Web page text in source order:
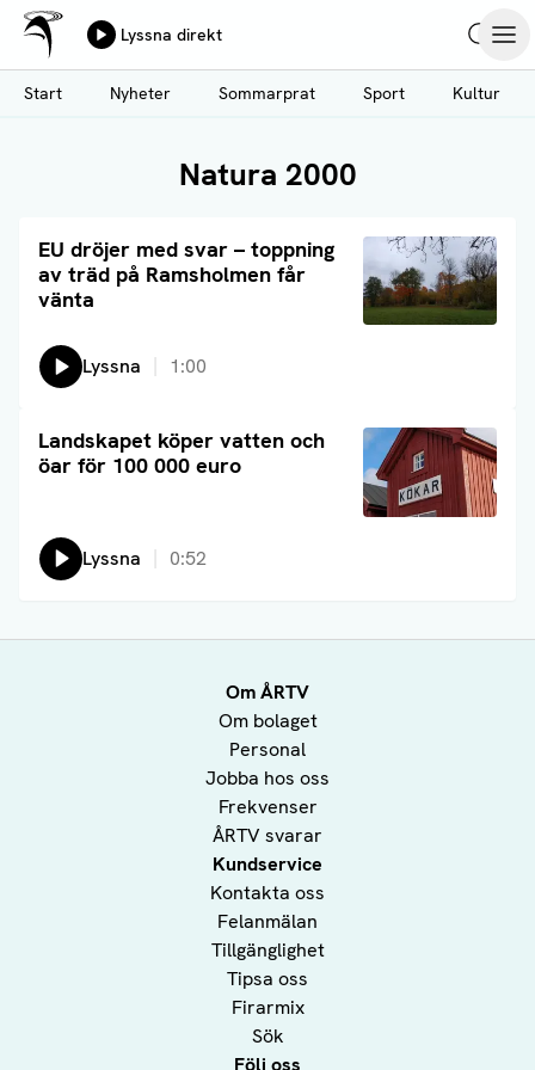
Hoppa
till
huvudinnehåll
Ålands Radio & TV
Lyssna direkt
Start
Nyheter Sommarprat Sport Kultur
Natura 2000
EU dröjer med svar – toppning
av träd på Ramsholmen får
vänta
Läs artikel
Lyssna 1:00
Landskapet köper vatten och
öar för 100 000 euro
Läs artikel
Lyssna 0:52
Om ÅRTV
Om bolaget
Personal
Jobba hos oss
Frekvenser
ÅRTV svarar
Kundservice
Kontakta oss
Felanmälan
Tillgänglighet
Tipsa oss
Firarmix
Sök
Följ oss